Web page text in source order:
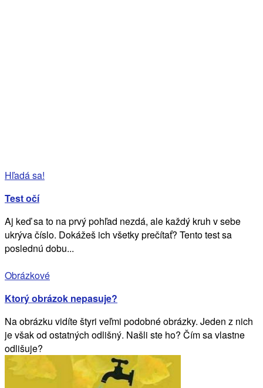
Hľadá sa!
Test očí
Aj keď sa to na prvý pohľad nezdá, ale každý kruh v sebe
ukrýva číslo. Dokážeš ich všetky prečítať? Tento test sa
poslednú dobu...
Obrázkové
Ktorý obrázok nepasuje?
Na obrázku vidíte štyri veľmi podobné obrázky. Jeden z nich
je však od ostatných odlišný. Našli ste ho? Čím sa vlastne
odlišuje?